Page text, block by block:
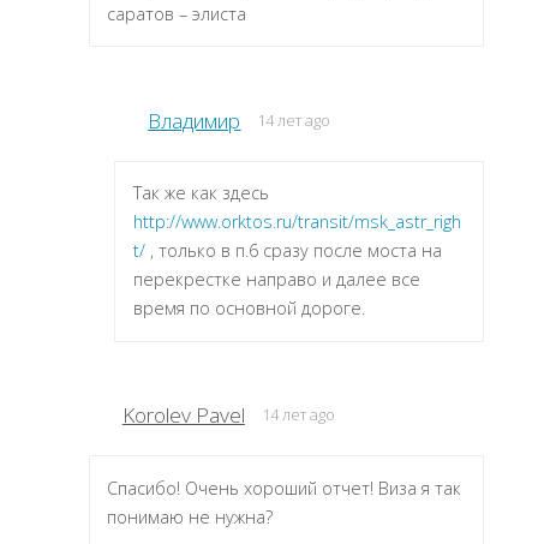
саратов – элиста
Владимир 14 лет ago
Так же как здесь
http://www.orktos.ru/transit/msk_astr_righ
t/, только в п.6 сразу после моста на
перекрестке направо и далее все
время по основной дороге.
Korolev Pavel 14 лет ago
Спасибо! Очень хороший отчет! Виза я так
понимаю не нужна?